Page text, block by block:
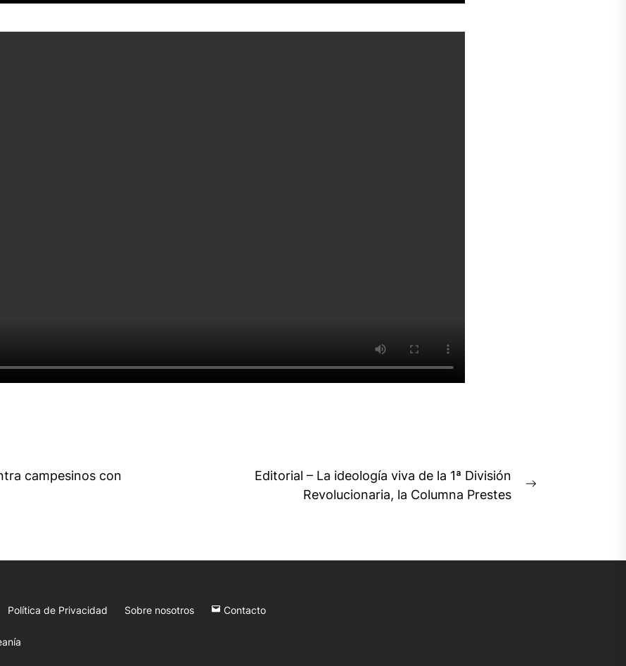
campesinos con
Editorial – La ideología viva de la 1ª División
Revolucionaria, la Columna Prestes
Política de Privacidad Sobre nosotros Contacto